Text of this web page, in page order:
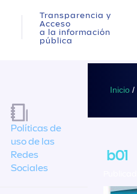
Transparencia y
Acceso
a la información
pública
Inicio /
b01
Políticas de
uso de las
Redes
Sociales